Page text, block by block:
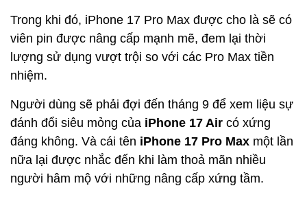
Trong khi đó, iPhone 17 Pro Max được cho là sẽ có
viên pin được nâng cấp mạnh mẽ, đem lại thời
lượng sử dụng vượt trội so với các Pro Max tiền
nhiệm.
Người dùng sẽ phải đợi đến tháng 9 để xem liệu sự
đánh đổi siêu mỏng của iPhone 17 Air có xứng
đáng không. Và cái tên iPhone 17 Pro Max một lần
nữa lại được nhắc đến khi làm thoả mãn nhiều
người hâm mộ với những nâng cấp xứng tầm.